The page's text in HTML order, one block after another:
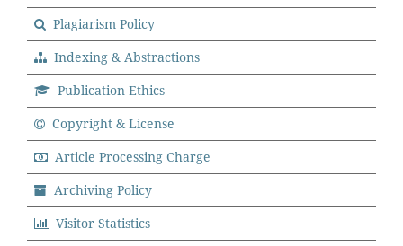
Plagiarism Policy
Indexing & Abstractions
Publication Ethics
Copyright & License
Article Processing Charge
Archiving Policy
Visitor Statistics